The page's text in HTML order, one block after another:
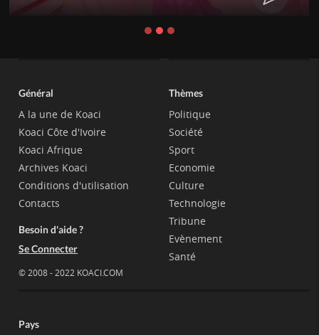
Général
A la une de Koaci
Koaci Côte d'Ivoire
Koaci Afrique
Archives Koaci
Conditions d'utilisation
Contacts
Besoin d'aide ?
Se Connecter
© 2008 - 2022 KOACI.COM
Thèmes
Politique
Société
Sport
Economie
Culture
Technologie
Tribune
Evènement
Santé
Pays